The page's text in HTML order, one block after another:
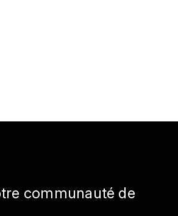
communauté de